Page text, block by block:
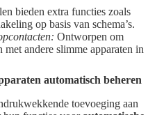
bieden extra functies zoals
op basis van schema’s.
Ontworpen om
met andere slimme apparaten in
automatisch beheren
toevoeging aan